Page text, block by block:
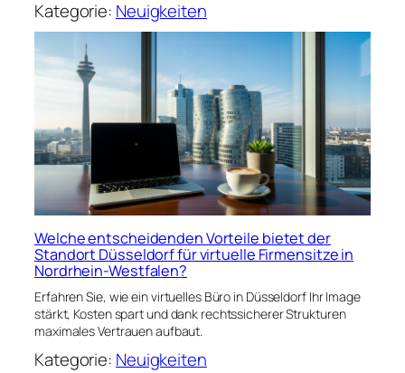
Kategorie: Neuigkeiten
Welche entscheidenden Vorteile bietet der
Standort Düsseldorf für virtuelle Firmensitze in
Nordrhein-Westfalen?
Erfahren Sie, wie ein virtuelles Büro in Düsseldorf Ihr Image
stärkt, Kosten spart und dank rechtssicherer Strukturen
maximales Vertrauen aufbaut.
Kategorie: Neuigkeiten